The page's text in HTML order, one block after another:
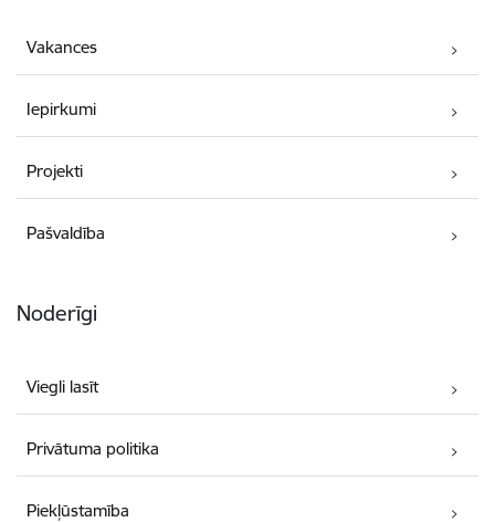
Vakances
Iepirkumi
Projekti
Pašvaldība
Noderīgi
Viegli lasīt
Privātuma politika
Piekļūstamība